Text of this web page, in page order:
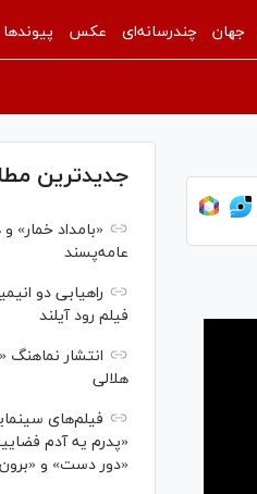
جهان چندرسانه‌ای عکس پیوندها
جدیدترین
«بامداد
عامه‌پسند
راهیابی دو
فیلم رود آیلند
انتشار نماهنگ
هلالی
فیلم‌های
«پدرم یه آدم
«دور دست» و